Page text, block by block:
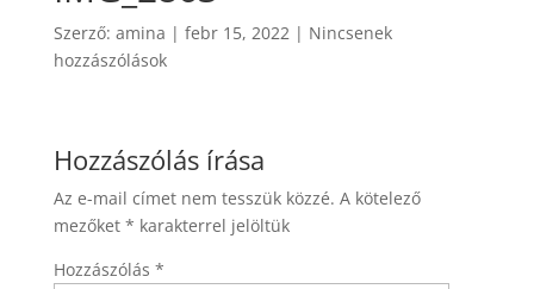
Szerző: amina | febr 15, 2022| Nincsenek
hozzászólások
Hozzászólás írása
Az e-mail címet nem tesszük közzé. A kötelező
mezőket * karakterrel jelöltük
Hozzászólás *